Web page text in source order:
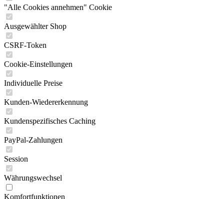
"Alle Cookies annehmen" Cookie
Ausgewählter Shop
CSRF-Token
Cookie-Einstellungen
Individuelle Preise
Kunden-Wiedererkennung
Kundenspezifisches Caching
PayPal-Zahlungen
Session
Währungswechsel
Komfortfunktionen